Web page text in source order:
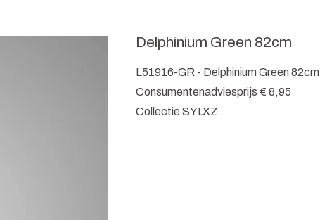
EN
Delphinium Green 82cm
L51916-GR - Delphinium Green 82cm
Consumentenadviesprijs € 8,95
Collectie SYLXZ